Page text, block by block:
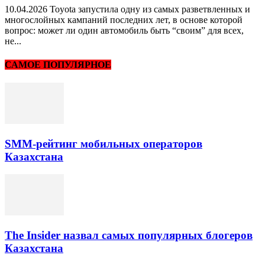
10.04.2026 Toyota запустила одну из самых разветвленных и
многослойных кампаний последних лет, в основе которой
вопрос: может ли один автомобиль быть “своим” для всех,
не...
САМОЕ ПОПУЛЯРНОЕ
SMM-рейтинг мобильных операторов
Казахстана
The Insider назвал самых популярных блогеров
Казахстана